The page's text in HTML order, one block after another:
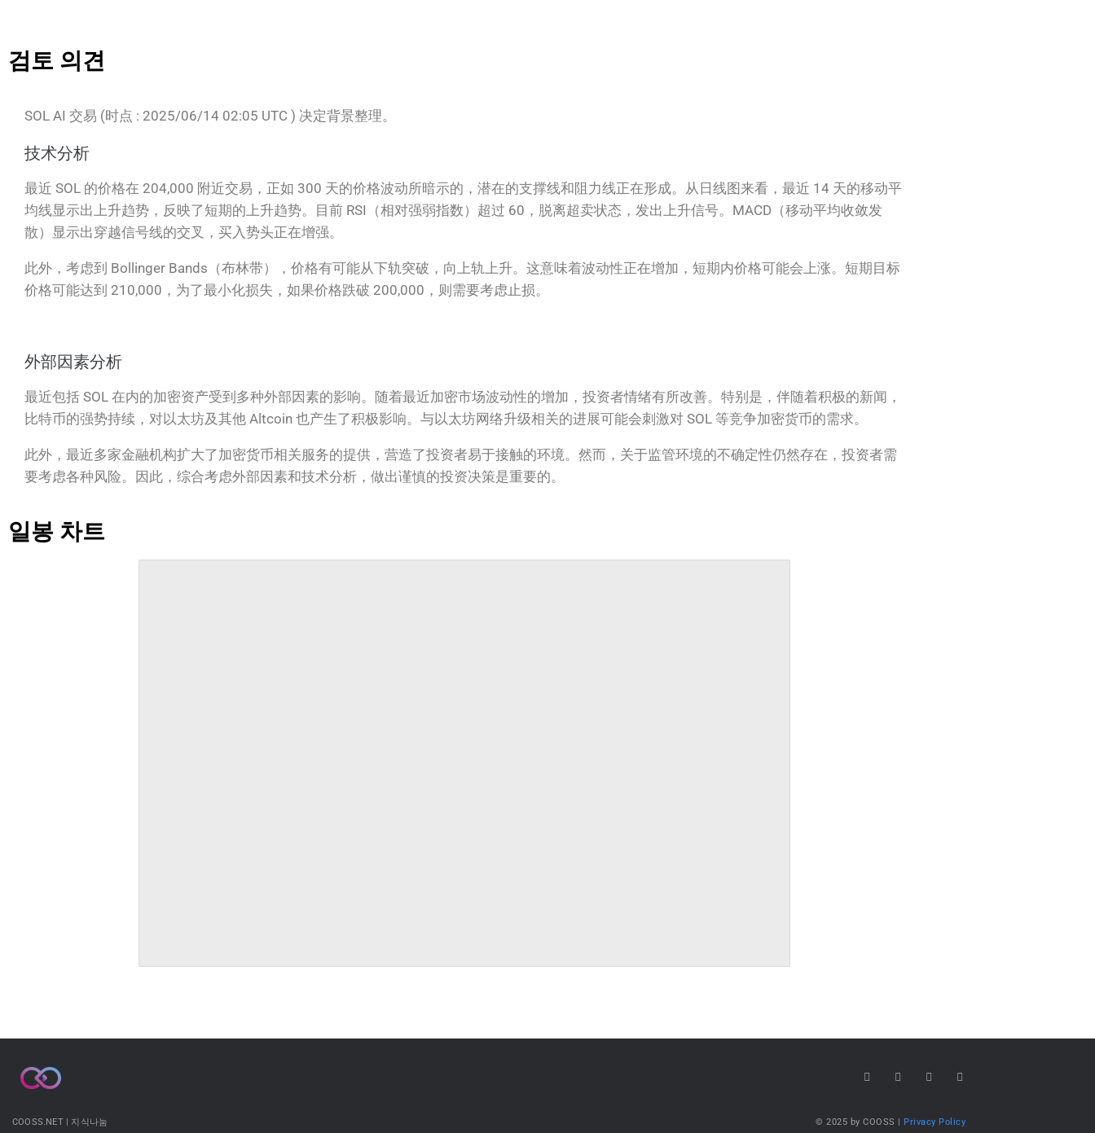
검토 의견
SOL AI 交易 (时点 : 2025/06/14 02:05 UTC ) 决定背景整理。
技术分析
最近 SOL 的价格在 204,000 附近交易，正如 300 天的价格波动所暗示的，潜在的支撑线和阻力线正在形成。从日线图来看，最近 14 天的移动平
均线显示出上升趋势，反映了短期的上升趋势。目前 RSI（相对强弱指数）超过 60，脱离超卖状态，发出上升信号。MACD（移动平均收敛发
散）显示出穿越信号线的交叉，买入势头正在增强。
此外，考虑到 Bollinger Bands（布林带），价格有可能从下轨突破，向上轨上升。这意味着波动性正在增加，短期内价格可能会上涨。短期目标
价格可能达到 210,000，为了最小化损失，如果价格跌破 200,000，则需要考虑止损。
外部因素分析
最近包括 SOL 在内的加密资产受到多种外部因素的影响。随着最近加密市场波动性的增加，投资者情绪有所改善。特别是，伴随着积极的新闻，
比特币的强势持续，对以太坊及其他 Altcoin 也产生了积极影响。与以太坊网络升级相关的进展可能会刺激对 SOL 等竞争加密货币的需求。
此外，最近多家金融机构扩大了加密货币相关服务的提供，营造了投资者易于接触的环境。然而，关于监管环境的不确定性仍然存在，投资者需
要考虑各种风险。因此，综合考虑外部因素和技术分析，做出谨慎的投资决策是重要的。
일봉 차트
COOSS.NET | 지식나눔 © 2025 by COOSS | Privacy Policy